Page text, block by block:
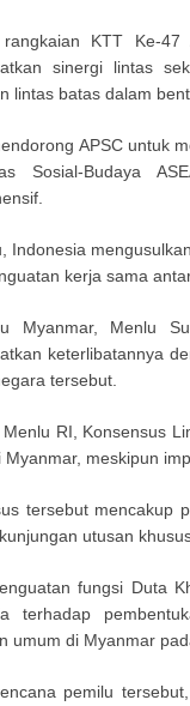
rangkaian KTT Ke-
sinergi lintas
lintas batas dalam
APSC untuk
Sosial-Budaya
Indonesia
kerja sama
Myanmar, Menlu
keterlibatannya
tersebut.
Menlu RI, Konsensus
Myanmar, meskipun
tersebut mencakup
utusan
fungsi Duta
terhadap
umum di Myanmar
pemilu